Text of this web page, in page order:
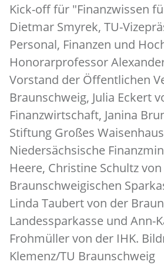
Kick-off für "Finanzwissen
Dietmar Smyrek, TU-
Personal, Finanzen und
Honorarprofessor
Vorstand der Öffentlichen
Braunschweig, Julia Eckert
Finanzwirtschaft, Janina
Stiftung Großes
Niedersächsische
Heere, Christine Schultz
Braunschweigischen
Linda Taubert von der
Landessparkasse und Ann-
Frohmüller von der IHK.
Klemenz/TU Braunschweig